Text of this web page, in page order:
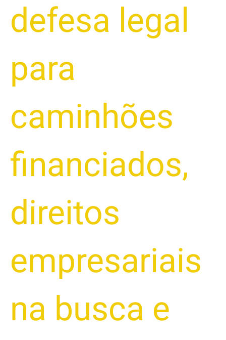
defesa legal
para
caminhões
financiados,
direitos
empresariais
na busca e